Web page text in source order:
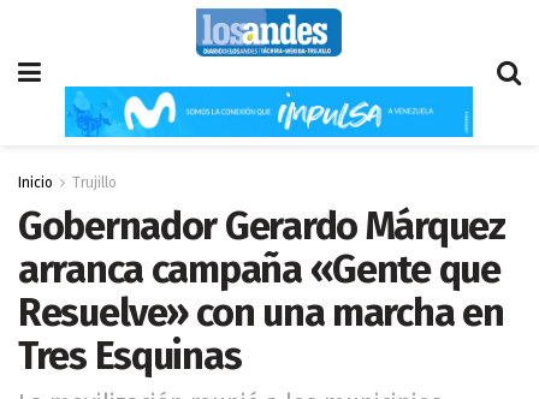
Inicio Trujillo
Gobernador Gerardo Márquez
arranca campaña «Gente que
Resuelve» con una marcha en
Tres Esquinas